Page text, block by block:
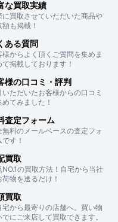
な買取実績
に買取させていただいた商品や
額も掲載！
ある質問
様からよく頂くご質問を集めま
て掲載しております！
様の口コミ・評判
いただいたお客様からの口コミ
めてみました！
査定フォーム
無料のメールベースの査定フォ
です！
買取
NO.1の買取方法！自宅から当社
荷物を送るだけ！
買取
宅から最寄りの店舗へ。買い物
でにご来店して買取できます。